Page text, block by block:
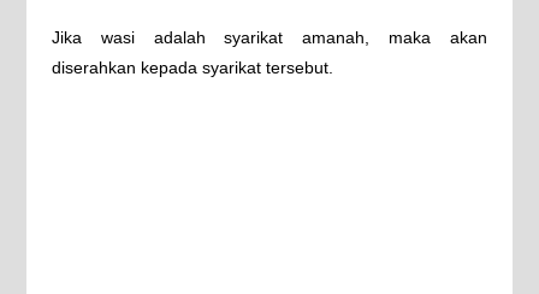
Jika wasi adalah syarikat amanah, maka akan
diserahkan kepada syarikat tersebut.